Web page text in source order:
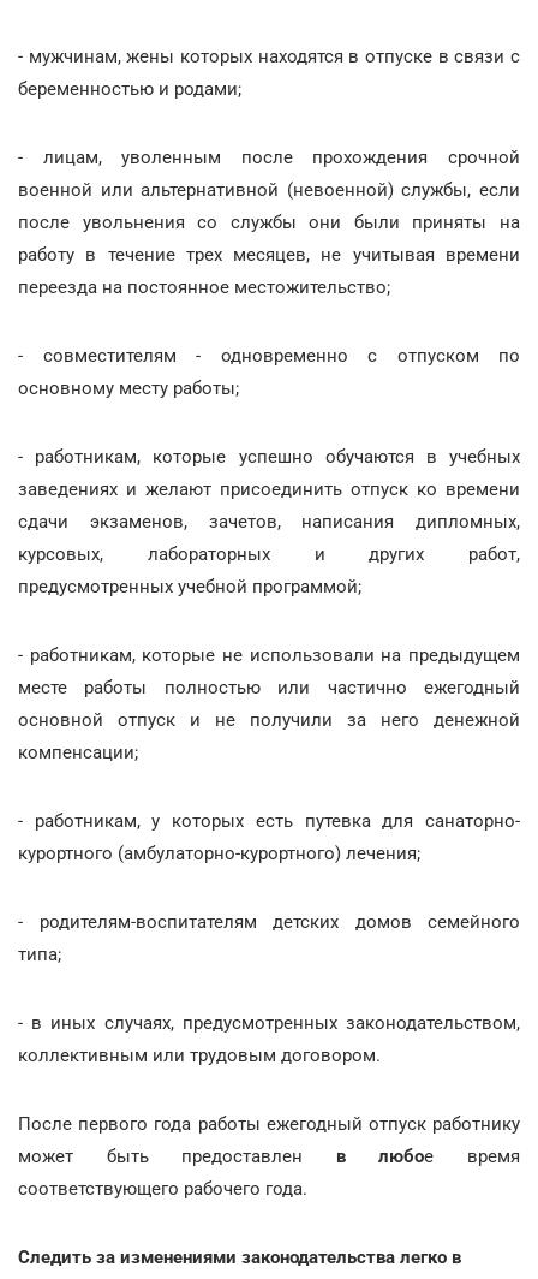
- мужчинам, жены которых находятся в отпуске в связи с
беременностью и родами;
- лицам, уволенным после прохождения срочной
военной или альтернативной (невоенной) службы, если
после увольнения со службы они были приняты на
работу в течение трех месяцев, не учитывая времени
переезда на постоянное местожительство;
- совместителям - одновременно с отпуском по
основному месту работы;
- работникам, которые успешно обучаются в учебных
заведениях и желают присоединить отпуск ко времени
сдачи экзаменов, зачетов, написания дипломных,
курсовых, лабораторных и других работ,
предусмотренных учебной программой;
- работникам, которые не использовали на предыдущем
месте работы полностью или частично ежегодный
основной отпуск и не получили за него денежной
компенсации;
- работникам, у которых есть путевка для санаторно-
курортного (амбулаторно-курортного) лечения;
- родителям-воспитателям детских домов семейного
типа;
- в иных случаях, предусмотренных законодательством,
коллективным или трудовым договором.
После первого года работы ежегодный отпуск работнику
может быть предоставлен в любое время
соответствующего рабочего года.
Следить за изменениями законодательства легко в